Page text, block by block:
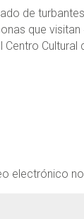
de
que
Centro
electrónico